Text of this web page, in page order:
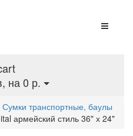
на 0 р.
Сумки транспортные, баулы
армейский стиль 36" х 24"